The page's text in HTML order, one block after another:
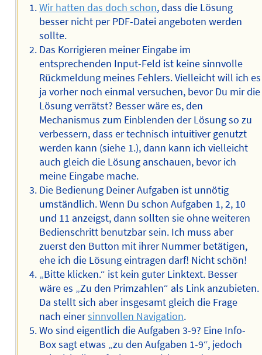
Wir hatten das doch schon, dass die Lösung
besser nicht per PDF-Datei angeboten werden
sollte.
Das Korrigieren meiner Eingabe im
entsprechenden Input-Feld ist keine sinnvolle
Rückmeldung meines Fehlers. Vielleicht will ich es
ja vorher noch einmal versuchen, bevor Du mir die
Lösung verrätst? Besser wäre es, den
Mechanismus zum Einblenden der Lösung so zu
verbessern, dass er technisch intuitiver genutzt
werden kann (siehe 1.), dann kann ich vielleicht
auch gleich die Lösung anschauen, bevor ich
meine Eingabe mache.
Die Bedienung Deiner Aufgaben ist unnötig
umständlich. Wenn Du schon Aufgaben 1, 2, 10
und 11 anzeigst, dann sollten sie ohne weiteren
Bedienschritt benutzbar sein. Ich muss aber
zuerst den Button mit ihrer Nummer betätigen,
ehe ich die Lösung eintragen darf! Nicht schön!
„Bitte klicken.“ ist kein guter Linktext. Besser
wäre es „Zu den Primzahlen“ als Link anzubieten.
Da stellt sich aber insgesamt gleich die Frage
nach einersinnvollen Navigation.
Wo sind eigentlich die Aufgaben 3-9? Eine Info-
Box sagt etwas „zu den Aufgaben 1-9“, jedoch